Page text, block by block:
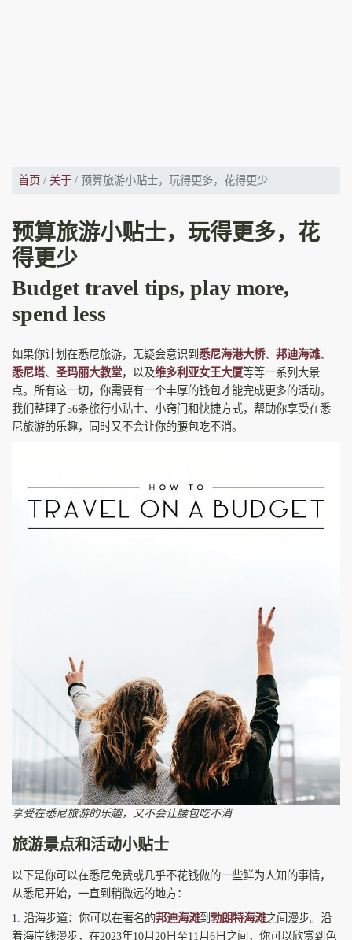
首页 关于 预算旅游小贴士，玩得更多，花得更少
预算旅游小贴士，玩得更多，花
得更少
Budget travel tips, play more,
spend less
如果你计划在悉尼旅游，无疑会意识到悉尼海港大桥、 邦迪海滩、
悉尼塔、 圣玛丽大教堂，以及维多利亚女王大厦等等一系列大景
点。所有这一切，你需要有一个丰厚的钱包才能完成更多的活动。
我们整理了56条旅行小贴士、小窍门和快捷方式，帮助你享受在悉
尼旅游的乐趣，同时又不会让你的腰包吃不消。
享受在悉尼旅游的乐趣，又不会让腰包吃不消
旅游景点和活动小贴士
以下是你可以在悉尼免费或几乎不花钱做的一些鲜为人知的事情，
从悉尼开始，一直到稍微远的地方：
1. 沿海步道：你可以在著名的邦迪海滩到勃朗特海滩之间漫步。沿
着海岸线漫步，在2023年10月20日至11月6日之间，你可以欣赏到色